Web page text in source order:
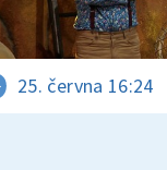
25. června 16:24